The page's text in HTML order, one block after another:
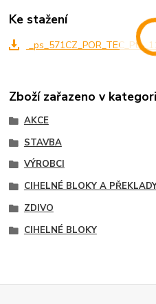
Ke stažení
Zboží zařazeno v
AKCE
STAVBA
VÝROBCI
CIHELNÉ BLOKY A
ZDIVO
CIHELNÉ BLOKY